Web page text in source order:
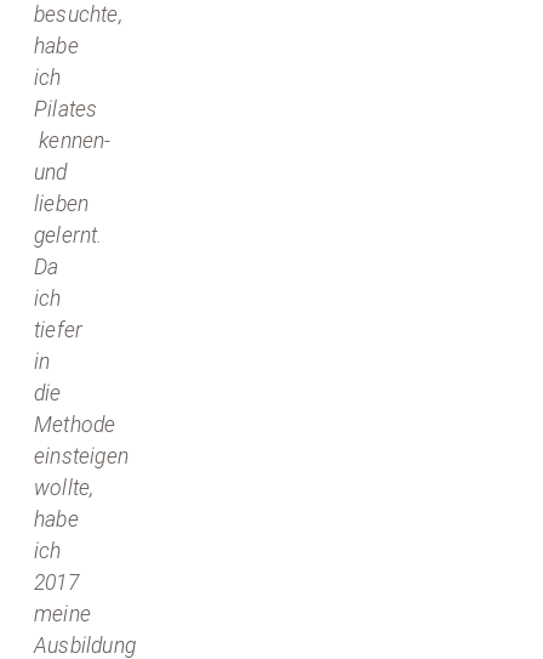
besuchte,
habe
ich
Pilates
kennen-
und
lieben
gelernt.
Da
ich
tiefer
in
die
Methode
einsteigen
wollte,
habe
ich
2017
meine
Ausbildung